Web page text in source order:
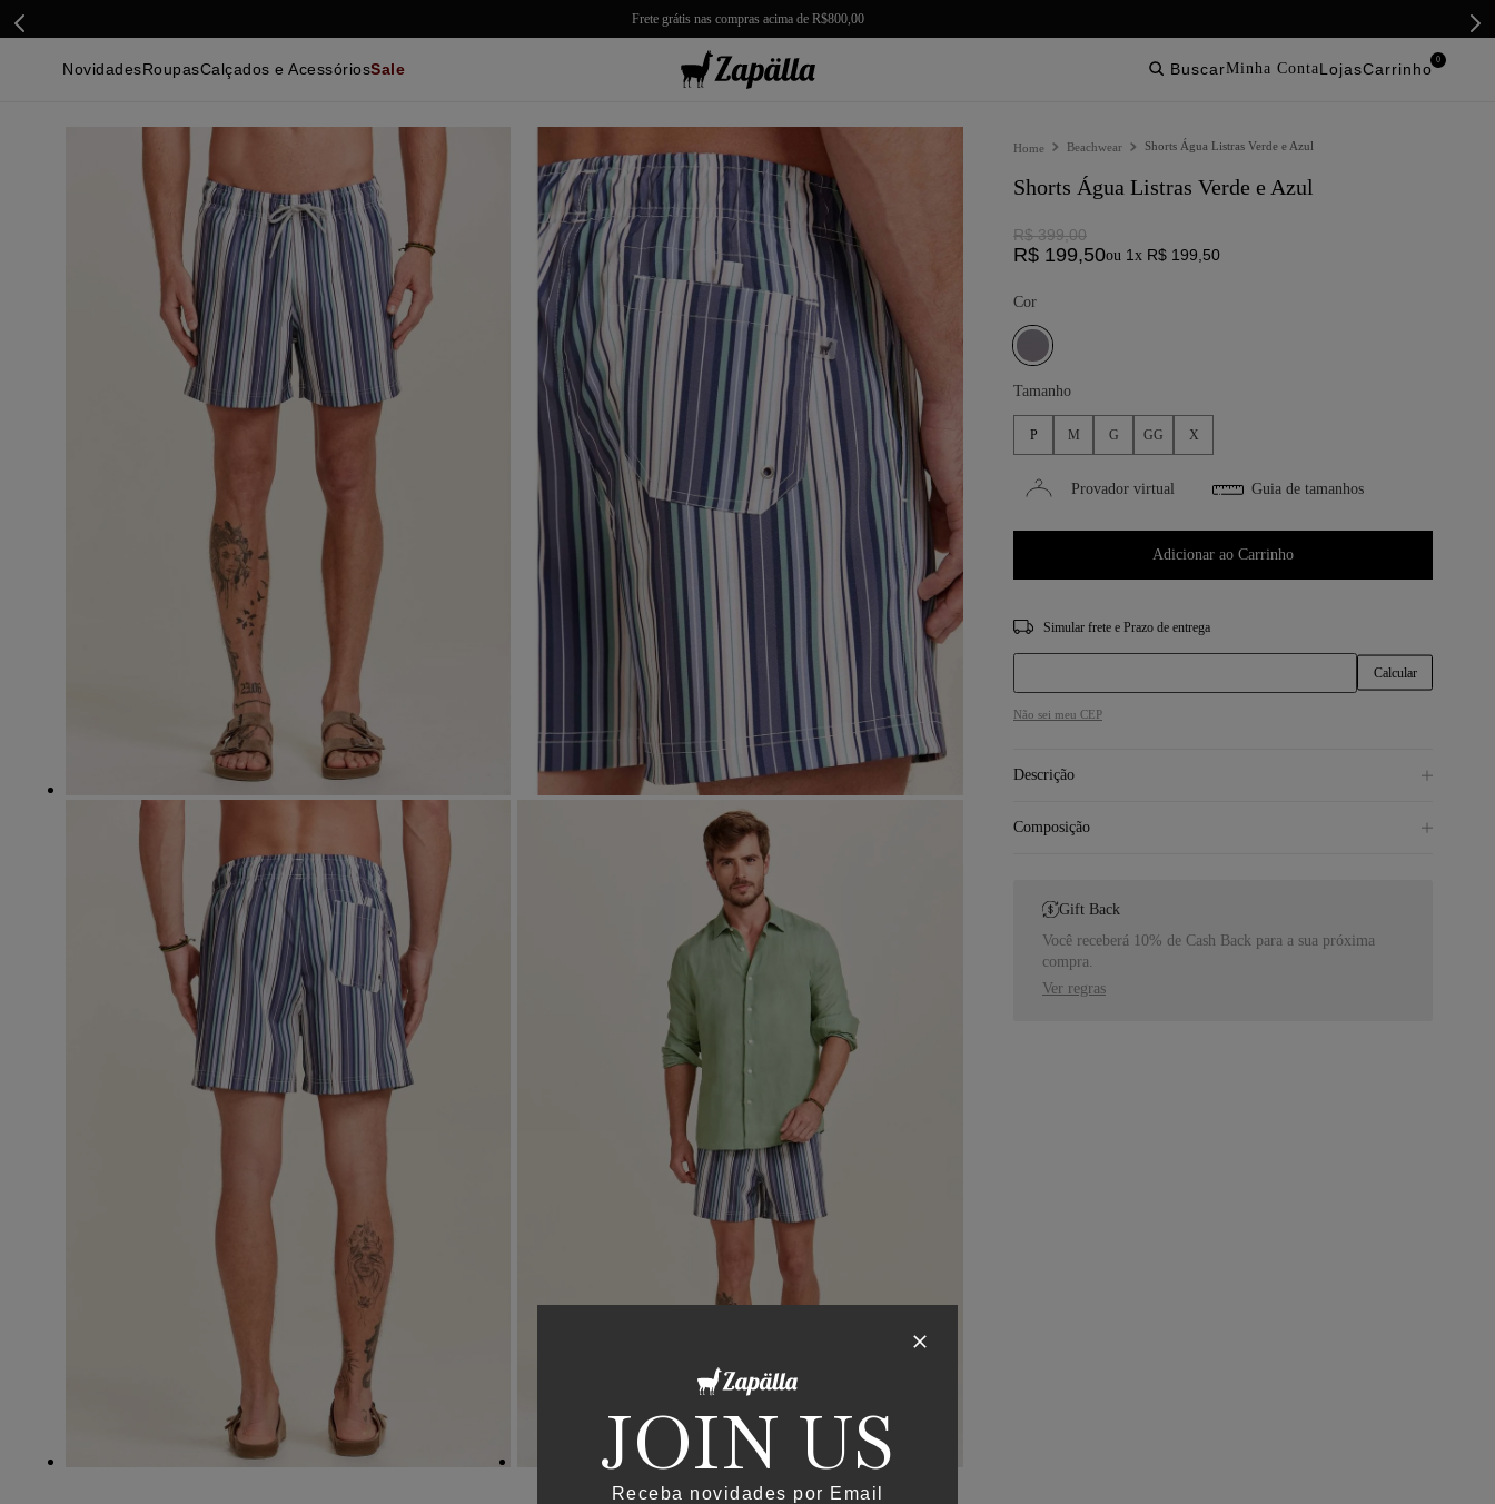
Frete grátis nas compras acima de R$800,00
Novidades Roupas
Essenciais
Malhas e Casacos
Polos
Calças
Camisetas
Bermudas
Infantil
Beachwear
Ver Tudo
Calçados e Acessórios Sale
Bermudas
Beachwear
Malhas e Casacos
Calçados e Acessórios
buscar lojas
0
Beachwear Shorts Água Listras Verde e Azul
Shorts Água Listras Verde e Azul
R$ 399,00
R$ 199,50ou 1 x R$ 199 50
Cor
Tamanho
P M G GG X
Provador virtual Guia de tamanhos
Adicionar ao Carrinho
CEP
Não sei meu CEP
Descrição
Composição
Gift Back
Você receberá 10% de Cash Back para a sua próxima
compra.
Ver regras
JOIN US
Receba novidades por Email